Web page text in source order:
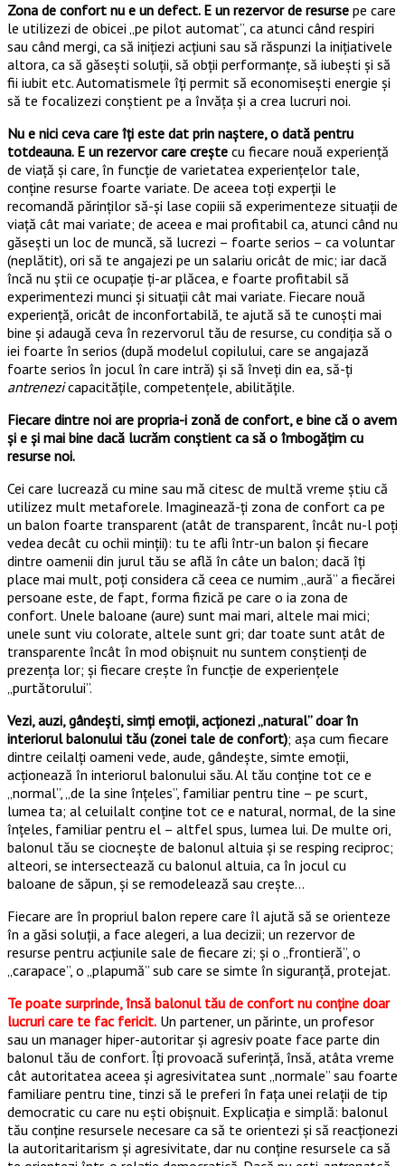
Zona de confort nu e un defect. E un rezervor de resurse pe care
le utilizezi de obicei „pe pilot automat”, ca atunci când respiri
sau când mergi, ca să inițiezi acțiuni sau să răspunzi la inițiativele
altora, ca să găsești soluții, să obții performanțe, să iubești și să
fii iubit etc. Automatismele îți permit să economisești energie și
să te focalizezi conștient pe a învăța și a crea lucruri noi.
Nu e nici ceva care îți este dat prin naștere, o dată pentru
totdeauna. E un rezervor care crește cu fiecare nouă experiență
de viață și care, în funcție de varietatea experiențelor tale,
conține resurse foarte variate. De aceea toți experții le
recomandă părinților să-și lase copiii să experimenteze situații de
viață cât mai variate; de aceea e mai profitabil ca, atunci când nu
găsești un loc de muncă, să lucrezi – foarte serios – ca voluntar
(neplătit), ori să te angajezi pe un salariu oricât de mic; iar dacă
încă nu știi ce ocupație ți-ar plăcea, e foarte profitabil să
experimentezi munci și situații cât mai variate. Fiecare nouă
experiență, oricât de inconfortabilă, te ajută să te cunoști mai
bine și adaugă ceva în rezervorul tău de resurse, cu condiția să o
iei foarte în serios (după modelul copilului, care se angajază
foarte serios în jocul în care intră) și să înveți din ea, să-ți
antrenezicapacitățile, competențele, abilitățile.
Fiecare dintre noi are propria-i zonă de confort, e bine că o avem
și e și mai bine dacă lucrăm conștient ca să o îmbogățim cu
resurse noi.
Cei care lucrează cu mine sau mă citesc de multă vreme știu că
utilizez mult metaforele. Imaginează-ți zona de confort ca pe
un balon foarte transparent (atât de transparent, încât nu-l poți
vedea decât cu ochii minții): tu te afli într-un balon și fiecare
dintre oamenii din jurul tău se află în câte un balon; dacă îți
place mai mult, poți considera că ceea ce numim „aură” a fiecărei
persoane este, de fapt, forma fizică pe care o ia zona de
confort. Unele baloane (aure) sunt mai mari, altele mai mici;
unele sunt viu colorate, altele sunt gri; dar toate sunt atât de
transparente încât în mod obișnuit nu suntem conștienți de
prezența lor; și fiecare crește în funcție de experiențele
„purtătorului”.
Vezi, auzi, gândești, simți emoții, acționezi „natural” doar în
interiorul balonului tău (zonei tale de confort); așa cum fiecare
dintre ceilalți oameni vede, aude, gândește, simte emoții,
acționează în interiorul balonului său. Al tău conține tot ce e
„normal”, „de la sine înțeles”, familiar pentru tine – pe scurt,
lumea ta; al celuilalt conține tot ce e natural, normal, de la sine
înțeles, familiar pentru el – altfel spus, lumea lui. De multe ori,
balonul tău se ciocnește de balonul altuia și se resping reciproc;
alteori, se intersectează cu balonul altuia, ca în jocul cu
baloane de săpun, și se remodelează sau crește…
Fiecare are în propriul balon repere care îl ajută să se orienteze
în a găsi soluții, a face alegeri, a lua decizii; un rezervor de
resurse pentru acțiunile sale de fiecare zi; și o „frontieră”, o
„carapace”, o „plapumă” sub care se simte în siguranță, protejat.
Te poate surprinde, însă balonul tău de confort nu conține doar
lucruri care te fac fericit. Un partener, un părinte, un profesor
sau un manager hiper-autoritar și agresiv poate face parte din
balonul tău de confort. Îți provoacă suferință, însă, atâta vreme
cât autoritatea aceea și agresivitatea sunt „normale” sau foarte
familiare pentru tine, tinzi să le preferi în fața unei relații de tip
democratic cu care nu ești obișnuit. Explicația e simplă: balonul
tău conține resursele necesare ca să te orientezi și să reacționezi
la autoritaritarism și agresivitate, dar nu conține resursele ca să